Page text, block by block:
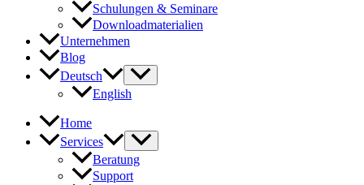
Schulungen & Seminare
Downloadmaterialien
Unternehmen
Blog
Deutsch
English
Home
Services
Beratung
Support